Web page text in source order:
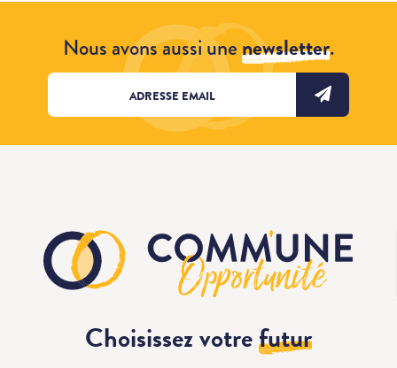
Nous avons aussi unenewsletter.
Choisissez votrefutur